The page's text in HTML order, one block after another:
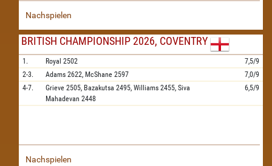
Nachspielen
BRITISH CHAMPIONSHIP 2026, COVENTRY
1. Royal 2502
7,5/9
2-3.
Adams 2622, McShane 2597
7,0/9
4-7.
Grieve 2505, Bazakutsa 2495, Williams 2455, Siva
Mahadevan 2448
6,5/9
Nachspielen